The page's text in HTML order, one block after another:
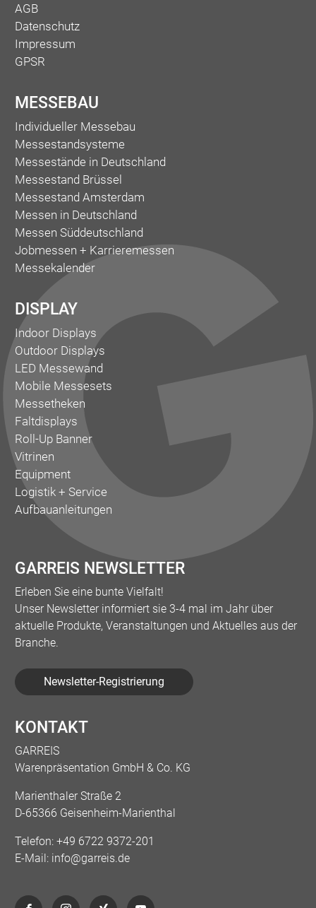
AGB
Datenschutz
Impressum
GPSR
MESSEBAU
Individueller Messebau
Messestandsysteme
Messestände in Deutschland
Messestand Brüssel
Messestand Amsterdam
Messen in Deutschland
Messen Süddeutschland
Jobmessen + Karrieremessen
Messekalender
DISPLAY
Indoor Displays
Outdoor Displays
LED Messewand
Mobile Messesets
Messetheken
Faltdisplays
Roll-Up Banner
Vitrinen
Equipment
Logistik + Service
Aufbauanleitungen
GARREIS NEWSLETTER
Erleben Sie eine bunte Vielfalt!
Unser Newsletter informiert sie 3-4 mal im Jahr über
aktuelle Produkte, Veranstaltungen und Aktuelles aus der
Branche.
Newsletter-Registrierung
KONTAKT
GARREIS
Warenpräsentation GmbH & Co. KG
Marienthaler Straße 2
D-65366 Geisenheim-Marienthal
Telefon: +49 6722 9372-201
E-Mail: info@garreis.de